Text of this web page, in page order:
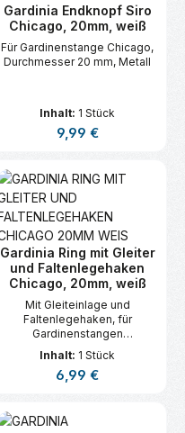
Gardinia Endknopf Siro
Chicago, 20mm, weiß
Für Gardinenstange Chicago,
Durchmesser 20 mm, Metall
Inhalt: 1 Stück
Regulärer Preis:
9,99 €
Gardinia Ring mit Gleiter
und Faltenlegehaken
Chicago, 20mm, weiß
Mit Gleiteinlage und
Faltenlegehaken, für
Gardinenstangen
Durchmesser 20 mm, Weiß,
Metall
Inhalt: 1 Stück
Regulärer Preis:
6,99 €